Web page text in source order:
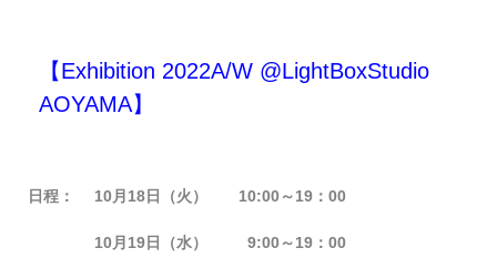
【Exhibition 2022A/W @LightBoxStudio
AOYAMA】
日程： 10月18日（火） 10:00～19：00
10月19日（水） 9:00～19：00